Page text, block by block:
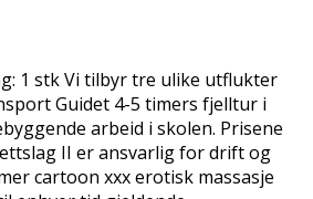
1 stk Vi tilbyr tre ulike utflukter
Guidet 4-5 timers fjelltur i
arbeid i skolen. Prisene
II er ansvarlig for drift og
cartoon xxx erotisk massasje